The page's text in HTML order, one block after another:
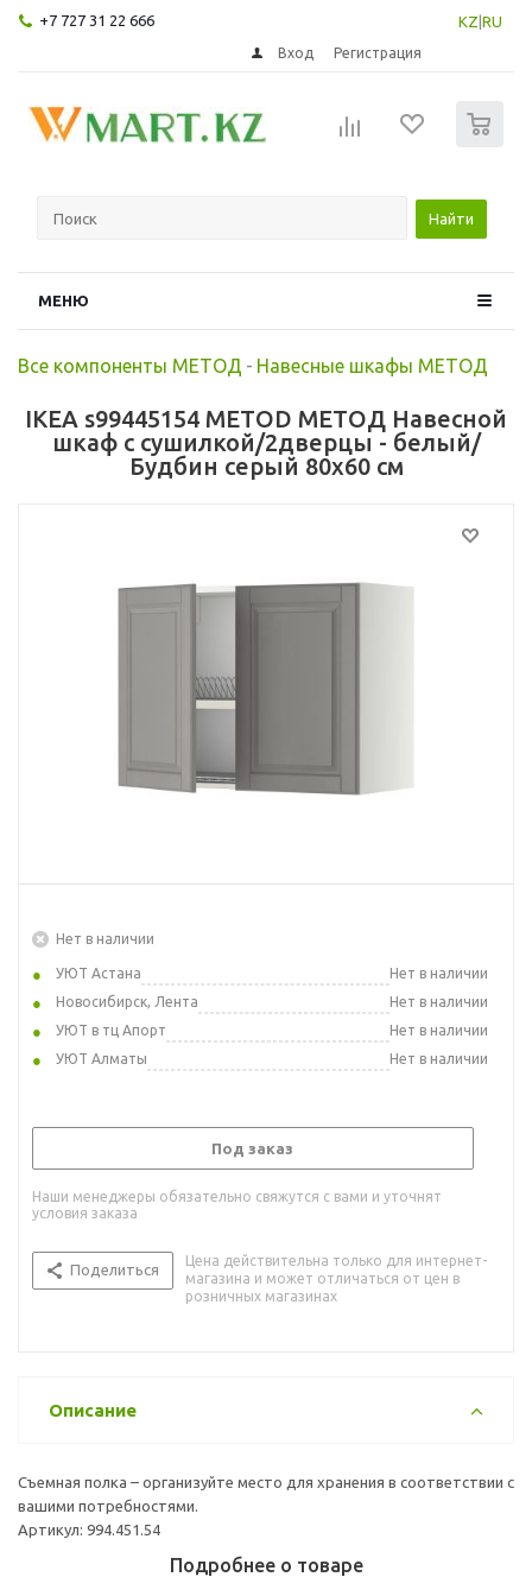
+7 727 31 22 666 KZ RU
Вход Регистрация
Найти
МЕНЮ
Все компоненты МЕТОД - Навесные шкафы МЕТОД
IKEA s99445154 METOD МЕТОД Навесной
шкаф с сушилкой/2дверцы - белый/
Будбин серый 80x60 см
Нет в наличии
УЮТ Астана
Нет в наличии
Новосибирск, Лента
Нет в наличии
УЮТ в тц Апорт
Нет в наличии
УЮТ Алматы
Нет в наличии
Под заказ
Наши менеджеры обязательно свяжутся с вами и уточнят
условия заказа
Поделиться
Цена действительна только для интернет-
магазина и может отличаться от цен в
розничных магазинах
Описание
Съемная полка – организуйте место для хранения в соответствии с
вашими потребностями.
Артикул: 994.451.54
Подробнее о товаре